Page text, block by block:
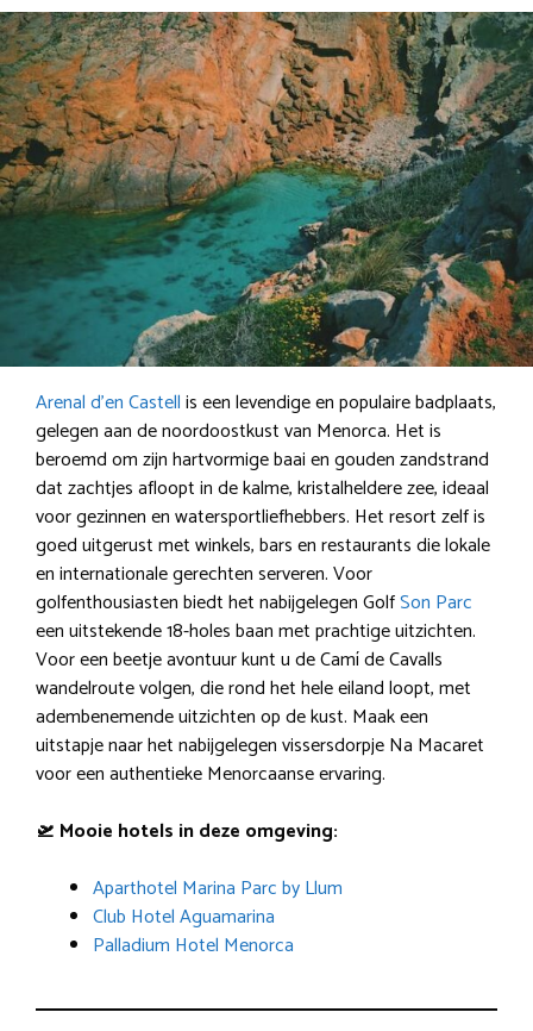
Arenal d’en Castellis een levendige en populaire badplaats,
gelegen aan de noordoostkust van Menorca. Het is
beroemd om zijn hartvormige baai en gouden zandstrand
dat zachtjes afloopt in de kalme, kristalheldere zee, ideaal
voor gezinnen en watersportliefhebbers. Het resort zelf is
goed uitgerust met winkels, bars en restaurants die lokale
en internationale gerechten serveren. Voor
golfenthousiasten biedt het nabijgelegen GolfSon Parc
een uitstekende 18-holes baan met prachtige uitzichten.
Voor een beetje avontuur kunt u de Camí de Cavalls
wandelroute volgen, die rond het hele eiland loopt, met
adembenemende uitzichten op de kust. Maak een
uitstapje naar het nabijgelegen vissersdorpje Na Macaret
voor een authentieke Menorcaanse ervaring.
🛫 Mooie hotels in deze omgeving:
Aparthotel Marina Parc by Llum
Club Hotel Aguamarina
Palladium Hotel Menorca